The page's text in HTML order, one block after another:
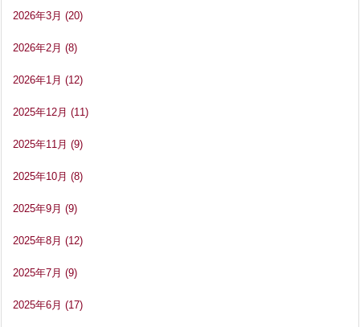
2026年3月 (20)
2026年2月 (8)
2026年1月 (12)
2025年12月 (11)
2025年11月 (9)
2025年10月 (8)
2025年9月 (9)
2025年8月 (12)
2025年7月 (9)
2025年6月 (17)